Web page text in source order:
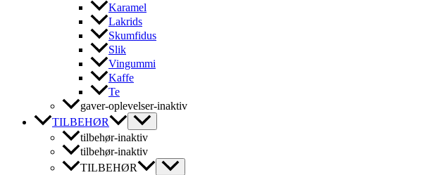
Karamel
Lakrids
Skumfidus
Slik
Vingummi
Kaffe
Te
gaver-oplevelser-inaktiv
TILBEHØR
tilbehør-inaktiv
tilbehør-inaktiv
TILBEHØR